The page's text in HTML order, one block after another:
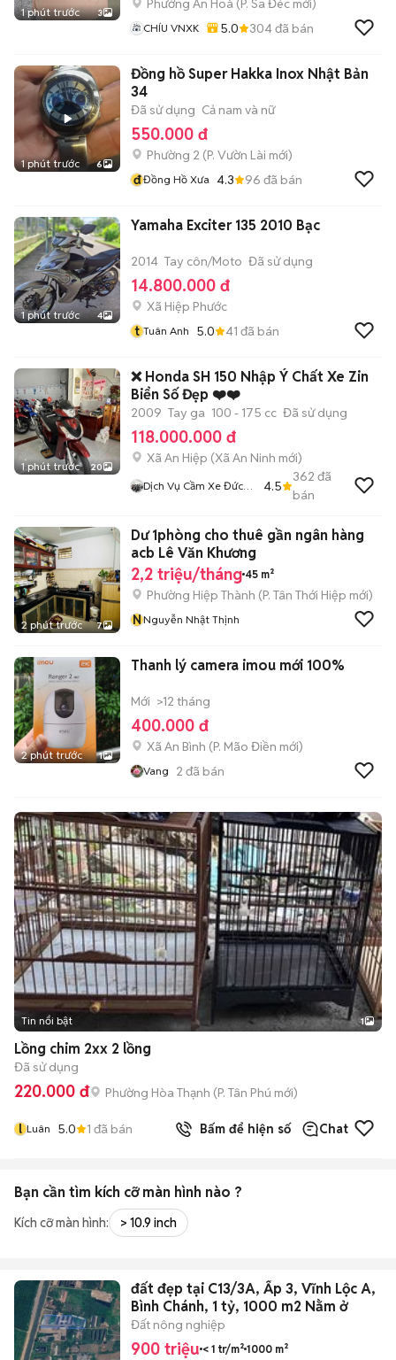
1 phút trước 3
Phường An Hoà ( P. Sa Đéc mới)
CHÍU VNXK 5.0 304đã bán
1 phút trước 6
Đồng hồ Super Hakka Inox Nhật Bản
34
Đã sử dụng Cả nam và nữ
550.000 đ
Phường 2 (P. Vườn Lài mới)
đĐồng Hồ Xưa 4.3 96 đã bán
1 phút trước 4
Yamaha Exciter 135 2010 Bạc
2014 Tay côn/Moto Đã sử dụng
14.800.000 đ
Xã Hiệp Phước
t Tuân Anh 5.0 41 đã bán
1 phút trước 20
❌ Honda SH 150 Nhập Ý Chất Xe Zin
Biển Số Đẹp ❤️❤️
2009 Tay ga 100 - 175 cc Đã sử dụng
118.000.000 đ
Xã An Hiệp (Xã An Ninh mới)
Dịch Vụ Cầm Xe Đức
4.5
362 đã
bán
2 phút trước 7
Dư 1phòng cho thuê gần ngân hàng
acb Lê Văn Khương
2,2 triệu/tháng 45 m²
Phường Hiệp Thành (P. Tân Thới Hiệp mới)
NNguyễn Nhật Thịnh
2 phút trước 1
Thanh lý camera imou mới 100%
Mới >12 tháng
400.000 đ
Xã An Bình (P. Mão Điền mới)
Vang 2 đã bán
Tin nổi bật 1
Lồng chim 2xx 2 lồng
Đã sử dụng
220.000 đ Phường Hòa Thạnh (P. Tân Phú mới)
l Luân 5.0 1 đã bán Bấm để hiện số Chat
Bạn cần tìm kích cỡ màn hình nào ?
Kích cỡ màn hình: > 10.9 inch
đất đẹp tại C13/3A, Ấp 3, Vĩnh Lộc A,
Bình Chánh, 1 tỷ, 1000 m2 Nằm ở
Đất nông nghiệp
900 triệu < 1 tr/m² 1000 m²